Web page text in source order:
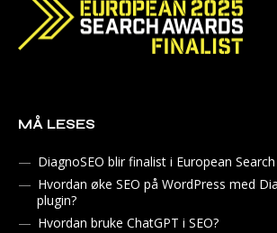
MÅ LESES
DiagnoSEO blir finalist i European
Hvordan øke SEO på WordPress med
plugin?
Hvordan bruke ChatGPT i SEO?